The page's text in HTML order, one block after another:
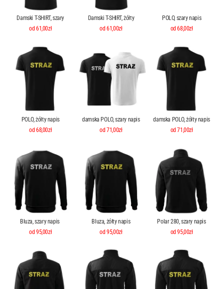
Damski T-SHIRT, szary
od 61,00zł
Damski T-SHIRT, żółty
od 61,00zł
POLO, szary napis
od 68,00zł
POLO, żółty napis
od 68,00zł
damska POLO, szary napis
od 71,00zł
damska POLO, żółty napis
od 71,00zł
Bluza, szary napis
od 95,00zł
Bluza, żółty napis
od 95,00zł
Polar 280, szary napis
od 95,00zł